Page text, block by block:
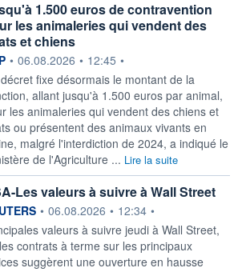
1.500 euros de contravention
les animaleries qui vendent des
et chiens
fournie par
• 06.08.2026 • 12:45 •
fixe désormais le montant de la
allant jusqu'à 1.500 euros par animal,
les animaleries qui vendent des chiens et
ou présentent des animaux vivants en
malgré l'interdiction de 2024, a indiqué le
de l'Agriculture ... Lire la suite
Les valeurs à suivre à Wall Street
fournie par
• 06.08.2026 • 12:34 •
valeurs à suivre jeudi à Wall Street,
contrats à terme sur les principaux
suggèrent une ouverture en hausse